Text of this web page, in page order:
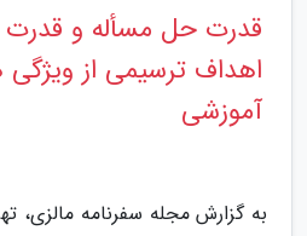
قدرت حل مسأله و
اهداف ترسیمی از ویژگی
آموزشی
به گزارش مجله سفرنامه مالزی،